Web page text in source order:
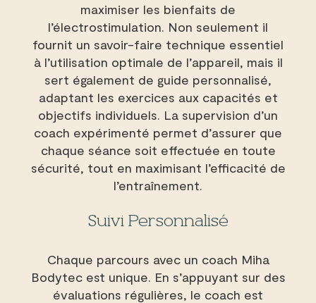
maximiser les bienfaits de
l’électrostimulation. Non seulement il
fournit un savoir-faire technique essentiel
à l’utilisation optimale de l’appareil, mais il
sert également de guide personnalisé,
adaptant les exercices aux capacités et
objectifs individuels. La supervision d’un
coach expérimenté permet d’assurer que
chaque séance soit effectuée en toute
sécurité, tout en maximisant l’efficacité de
l’entraînement.
Suivi Personnalisé
Chaque parcours avec un coach Miha
Bodytec est unique. En s’appuyant sur des
évaluations régulières, le coach est